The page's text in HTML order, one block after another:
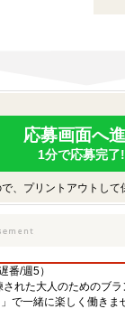
応募画面へ
1分で応募完了
、プリントアウトして
番/週5）
れた大人のためのブ
で一緒に楽しく働きま